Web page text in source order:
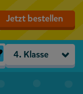
Jetzt bestellen
4. Klasse